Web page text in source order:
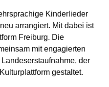
Kinderlieder
arrangiert. Mit dabei ist
Freiburg. Die
mit engagierten
der
gestaltet.